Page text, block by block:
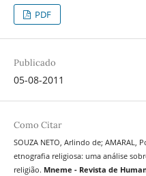
PDF
Publicado
05-08-2011
Como Citar
SOUZA NETO, Arlindo de; AMARAL,
etnografia religiosa: uma análise
religião. Mneme - Revista de